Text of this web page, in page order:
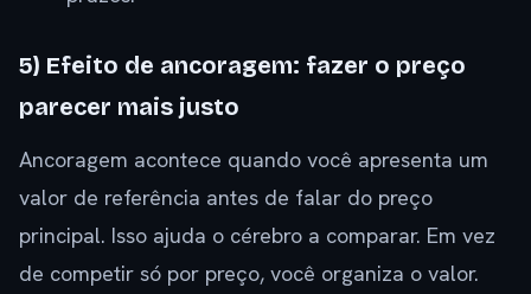
5) Efeito de ancoragem: fazer o preço
parecer mais justo
Ancoragem acontece quando você apresenta um
valor de referência antes de falar do preço
principal. Isso ajuda o cérebro a comparar. Em vez
de competir só por preço, você organiza o valor.